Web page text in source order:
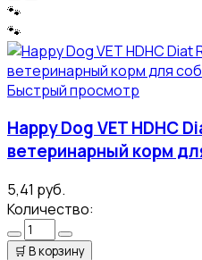
🐾
🐾
Быстрый просмотр
Happy Dog VET HDHC
ветеринарный корм
5,41 руб.
Количество:
🛒В корзину